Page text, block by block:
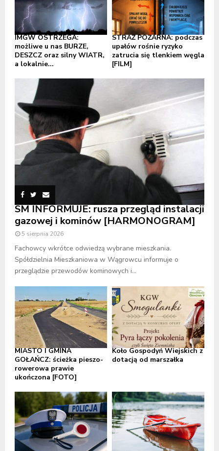
IMGW OSTRZEGA:
możliwe u nas BURZE,
DESZCZ oraz silny WIATR,
a lokalnie...
STRAŻ POŻARNA: podczas
upałów rośnie ryzyko
zatrucia się tlenkiem węgla
[FILM]
SM INFORMUJE: rusza przegląd instalacji
gazowej i kominów [HARMONOGRAM]
5 sierpnia 2026
Fachowcy wkrótce odwiedzą wybrane mieszkania.
Spółdzielnia Mieszkaniowa w Wągrowcu informuje o
przeglądzie przewodów kominowych i...
MIASTO I GMINA
GOŁAŃCZ: ścieżka pieszo-
rowerowa prawie
ukończona [FOTO]
Koło Gospodyń Wiejskich z
dotacją od marszałka